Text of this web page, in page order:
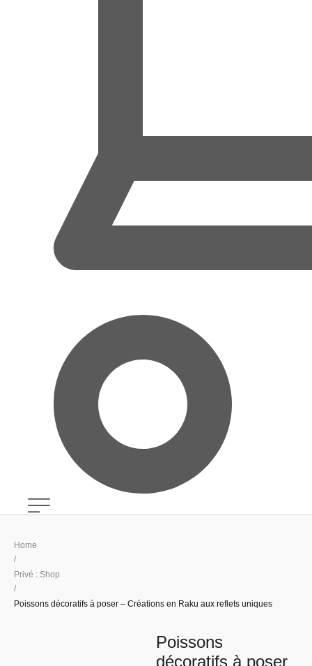
Home
/
Privé : Shop
/
Poissons décoratifs à poser – Créations en Raku aux reflets uniques
Poissons
décoratifs à poser